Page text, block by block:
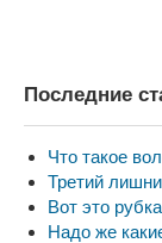
Последние
Что такое
Третий
Вот это
Надо же